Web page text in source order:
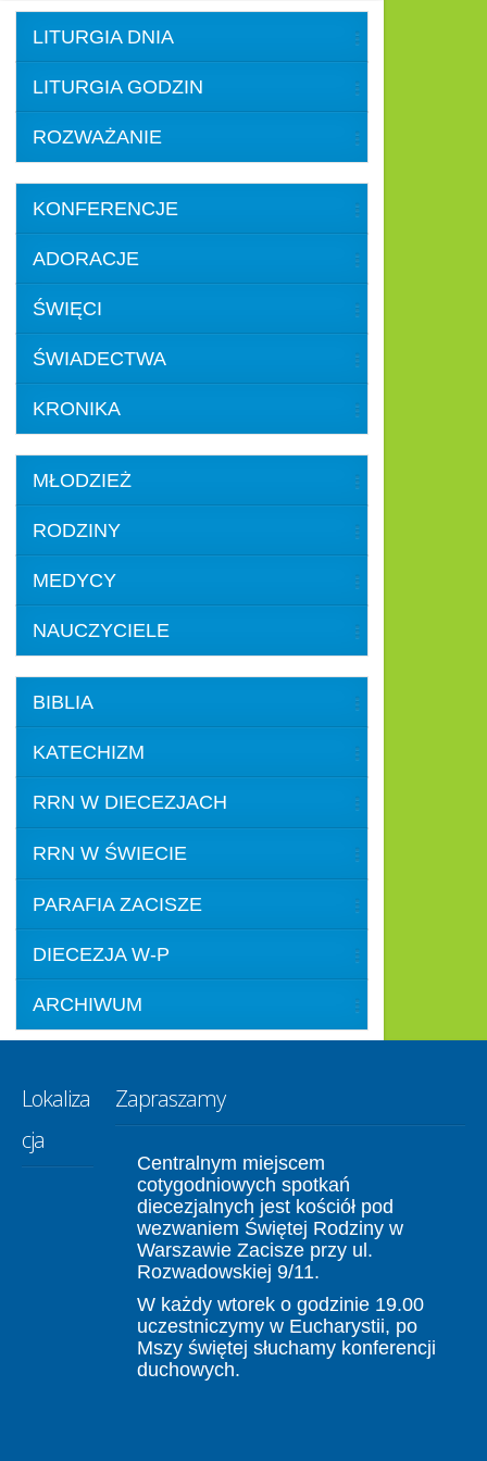
LITURGIA DNIA
LITURGIA GODZIN
ROZWAŻANIE
KONFERENCJE
ADORACJE
ŚWIĘCI
ŚWIADECTWA
KRONIKA
MŁODZIEŻ
RODZINY
MEDYCY
NAUCZYCIELE
BIBLIA
KATECHIZM
RRN W DIECEZJACH
RRN W ŚWIECIE
PARAFIA ZACISZE
DIECEZJA W-P
ARCHIWUM
Lokaliza
cja
Zapraszamy
Centralnym miejscem
cotygodniowych spotkań
diecezjalnych jest kościół pod
wezwaniem Świętej Rodziny w
Warszawie Zacisze przy ul.
Rozwadowskiej 9/11.
W każdy wtorek o godzinie 19.00
uczestniczymy w Eucharystii, po
Mszy świętej słuchamy konferencji
duchowych.